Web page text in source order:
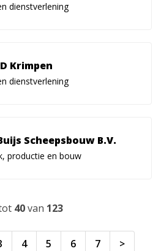
dienstverlening
Krimpen
dienstverlening
Scheepsbouw B.V.
productie en bouw
40van 123
4 5 6 7 >